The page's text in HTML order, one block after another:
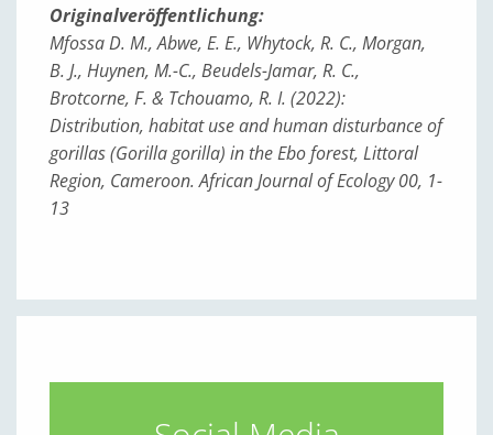
Originalveröffentlichung:
Mfossa D. M., Abwe, E. E., Whytock, R. C., Morgan,
B. J., Huynen, M.-C., Beudels-Jamar, R. C.,
Brotcorne, F. & Tchouamo, R. I. (2022):
Distribution, habitat use and human disturbance of
gorillas (Gorilla gorilla) in the Ebo forest, Littoral
Region, Cameroon. African Journal of Ecology 00, 1-
13